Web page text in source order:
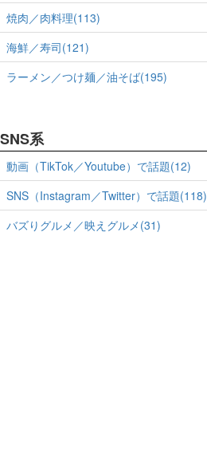
焼肉／肉料理(113)
海鮮／寿司(121)
ラーメン／つけ麺／油そば(195)
SNS系
動画（TikTok／Youtube）で話題(12)
SNS（Instagram／Twitter）で話題(118)
バズりグルメ／映えグルメ(31)